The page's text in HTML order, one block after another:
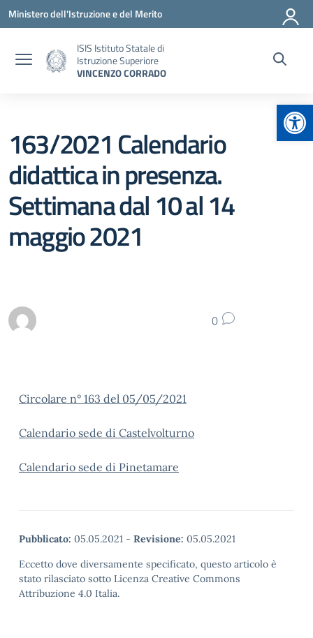
Vai ai contenuti
Vai al menu di navigazione
Vai al footer
Ministero dell'Istruzione e del Merito
ISIS Istituto Statale di
Istruzione Superiore
VINCENZO CORRADO
163/2021 Calendario
didattica in presenza.
Settimana dal 10 al 14
maggio 2021
0
Circolare n° 163 del 05/05/2021
Calendario sede di Castelvolturno
Calendario sede di Pinetamare
Pubblicato: 05.05.2021 - Revisione: 05.05.2021
Eccetto dove diversamente specificato, questo articolo è
stato rilasciato sotto Licenza Creative Commons
Attribuzione 4.0 Italia.